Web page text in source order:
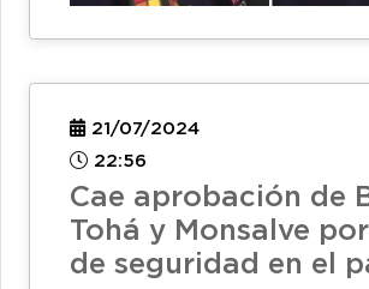
21/07/2024
22:56
Cae aprobación de
Tohá y Monsalve
de seguridad en el